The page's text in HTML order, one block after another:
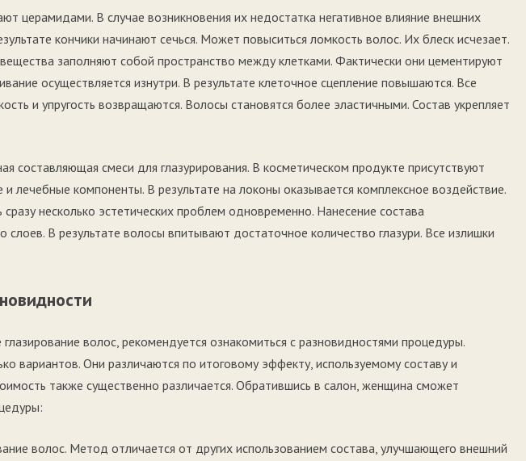
церамидами. В случае возникновения их недостатка негативное влияние внешних
кончики начинают сечься. Может повыситься ломкость волос. Их блеск исчезает.
заполняют собой пространство между клетками. Фактически они цементируют
осуществляется изнутри. В результате клеточное сцепление повышаются. Все
и упругость возвращаются. Волосы становятся более эластичными. Состав укрепляет
составляющая смеси для глазурирования. В косметическом продукте присутствуют
лечебные компоненты. В результате на локоны оказывается комплексное воздействие.
несколько эстетических проблем одновременно. Нанесение состава
слоев. В результате волосы впитывают достаточное количество глазури. Все излишки
волос, рекомендуется ознакомиться с разновидностями процедуры.
вариантов. Они различаются по итоговому эффекту, используемому составу и
также существенно различается. Обратившись в салон, женщина сможет
волос. Метод отличается от других использованием состава, улучшающего внешний